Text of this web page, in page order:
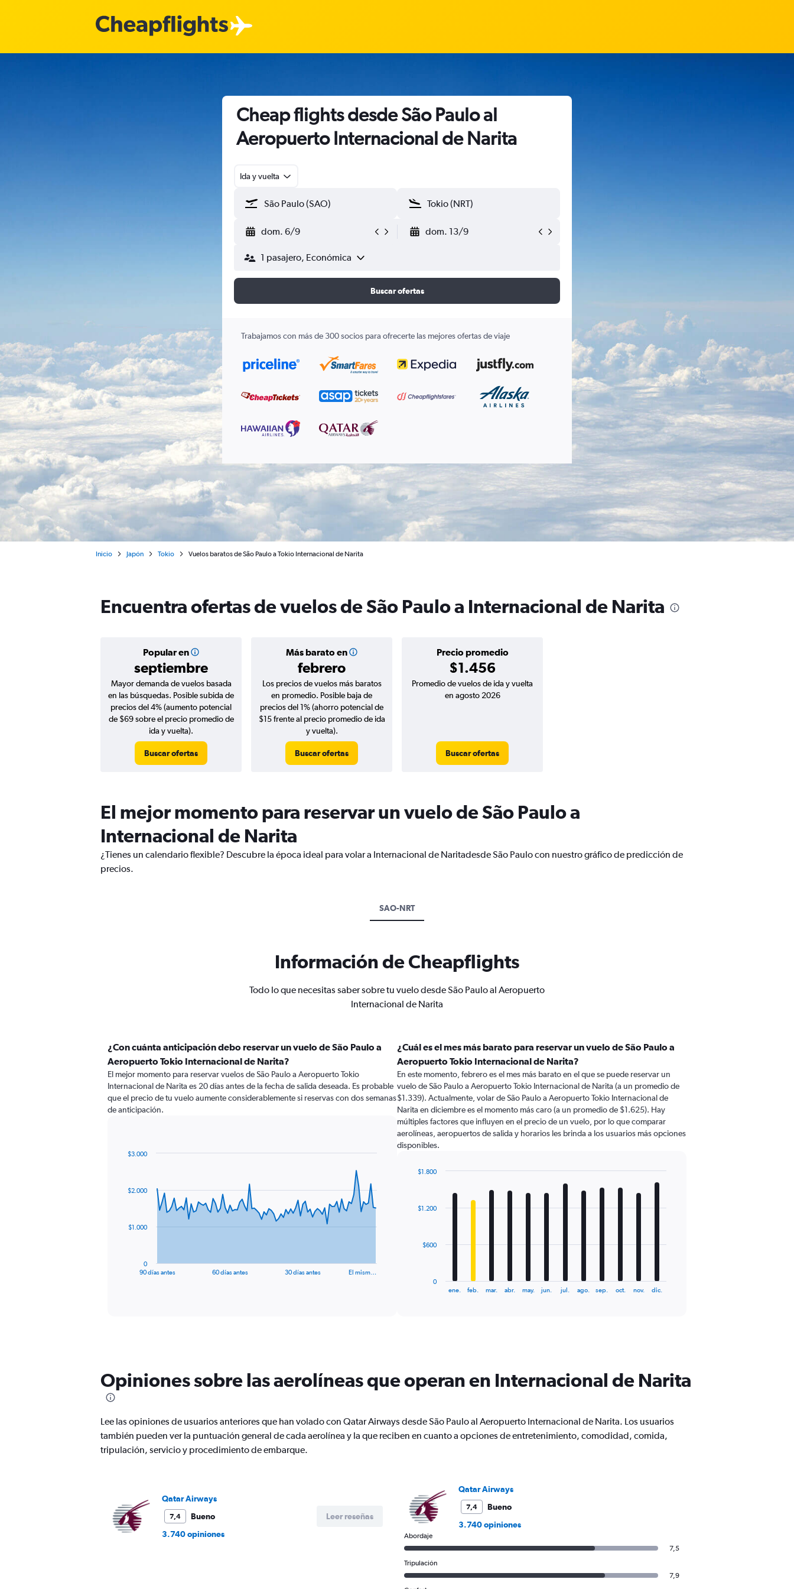
Cheap flights desde São Paulo al
Aeropuerto Internacional de Narita
Ida y vuelta
dom. 6/9 dom. 13/9
1 pasajero, Económica
Buscar ofertas
Trabajamos con más de 300 socios para ofrecerte las mejores ofertas de viaje
Inicio Japón Tokio Vuelos baratos de São Paulo a Tokio Internacional de Narita
Encuentra ofertas de vuelos de São Paulo a Internacional de Narita
Popular en
septiembre
Más barato en
febrero
Precio promedio
$1.456
Mayor demanda de vuelos basada
en las búsquedas. Posible subida de
precios del 4% (aumento potencial
de $69 sobre el precio promedio de
ida y vuelta).
Buscar ofertas
Los precios de vuelos más baratos
en promedio. Posible baja de
precios del 1% (ahorro potencial de
$15 frente al precio promedio de ida
y vuelta).
Buscar ofertas
Promedio de vuelos de ida y vuelta
en agosto 2026
Buscar ofertas
El mejor momento para reservar un vuelo de São Paulo a
Internacional de Narita
¿Tienes un calendario flexible? Descubre la época ideal para volar a Internacional de Naritadesde São Paulo con nuestro gráfico de predicción de
precios.
SAO-NRT
Información de Cheapflights
Todo lo que necesitas saber sobre tu vuelo desde São Paulo al Aeropuerto
Internacional de Narita
¿Con cuánta anticipación debo reservar un vuelo de São Paulo a
Aeropuerto Tokio Internacional de Narita?
El mejor momento para reservar vuelos de São Paulo a Aeropuerto Tokio
Internacional de Narita es 20 días antes de la fecha de salida deseada. Es probable
que el precio de tu vuelo aumente considerablemente si reservas con dos semanas
de anticipación.
data
The
has
1
displaying
values.
Range:
0
90 días antes 60 días antes 30 días antes El mism…
0
$1.000
$2.000
$3.000
¿Cuál es el mes más barato para reservar un vuelo de São Paulo a
Aeropuerto Tokio Internacional de Narita?
En este momento, febrero es el mes más barato en el que se puede reservar un
vuelo de São Paulo a Aeropuerto Tokio Internacional de Narita (a un promedio de
$1.339). Actualmente, volar de São Paulo a Aeropuerto Tokio Internacional de
Narita en diciembre es el momento más caro (a un promedio de $1.625). Hay
múltiples factores que influyen en el precio de un vuelo, por lo que comparar
aerolíneas, aeropuertos de salida y horarios les brinda a los usuarios más opciones
disponibles.
12
The
chart
has
axis
displaying
ene. feb. mar. abr. may. jun. jul. ago. sep. oct. nov. dic.
0
$600
$1.200
$1.800
Opiniones sobre las aerolíneas que operan en Internacional de Narita
Lee las opiniones de usuarios anteriores que han volado con Qatar Airways desde São Paulo al Aeropuerto Internacional de Narita. Los usuarios
también pueden ver la puntuación general de cada aerolínea y la que reciben en cuanto a opciones de entretenimiento, comodidad, comida,
tripulación, servicio y procedimiento de embarque.
Qatar Airways
7,4
Bueno
3.740 opiniones
Leer reseñas
Qatar Airways
7,4
Bueno
3.740 opiniones
Abordaje
7,5
Tripulación
7,9